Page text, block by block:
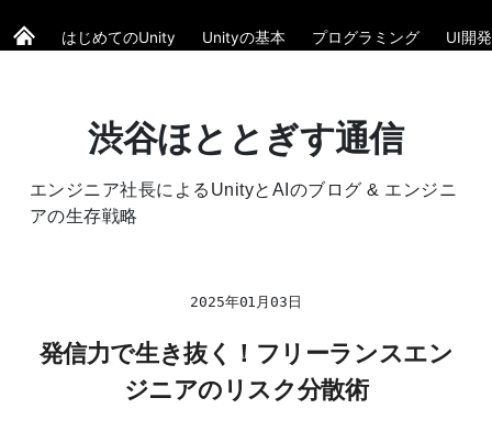
はじめてのUnity Unityの基本 プログラミング UI開発
渋谷ほととぎす通信
エンジニア社長によるUnityとAIのブログ & エンジニ
アの生存戦略
2025年01月03日
発信力で生き抜く！フリーランスエン
ジニアのリスク分散術